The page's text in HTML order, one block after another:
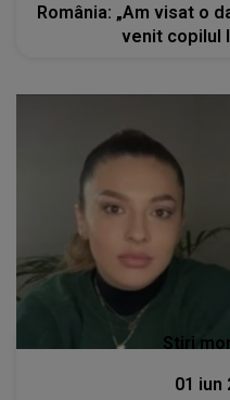
România: „Am visat o
venit copilul
Stiri
01 iun